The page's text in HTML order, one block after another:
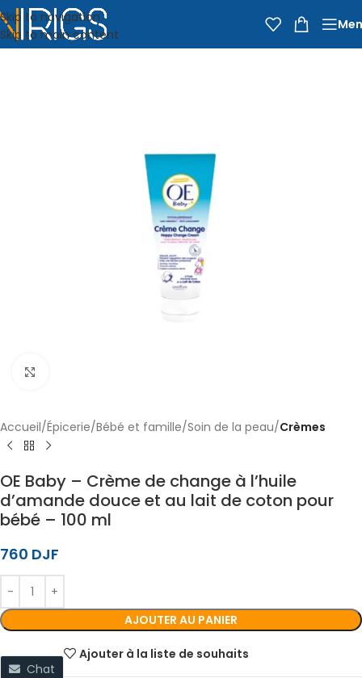
Skip to navigation
Skip to main content
Accueil Épicerie Bébé et famille Soin de la peau Crèmes
OE Baby – Crème de change à l’huile
d’amande douce et au lait de coton pour
bébé – 100 ml
760 DJF
AJOUTER AU PANIER
Ajouter à la liste de souhaits
Chat